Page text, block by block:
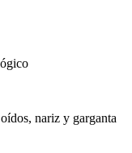
nariz y garganta